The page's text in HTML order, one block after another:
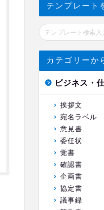
テンプレート
カテゴリーか
ビジネス・
挨拶文
宛名ラベル
意見書
委任状
覚書
確認書
企画書
協定書
議事録